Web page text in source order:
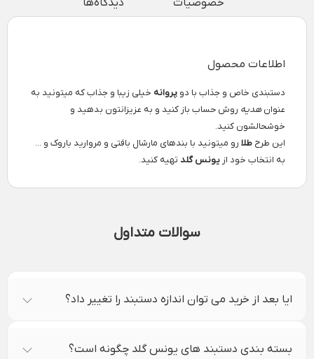
خصوصیات
دیدگاه‌ها
اطلاعات محصول
دستبندی خاص و جذاب با دو پروانه خیلی زیبا و جذاب که میتونید به
عنوانهدیه روش حساب باز کنید و به عزیزانتون بدهید و
خوشحالشون کنید.
این طرح طلا رو میتونید با بندهای مارشال بافتی و مروارید باروک و ...
به انتخاب خود از یونس گلد تهیه کنید.
سوالات متداول
ایا بعد از خرید می توان اندازه دستبند را تغییر داد؟
بسته بندی دستبند های یونس گلد چگونه است؟